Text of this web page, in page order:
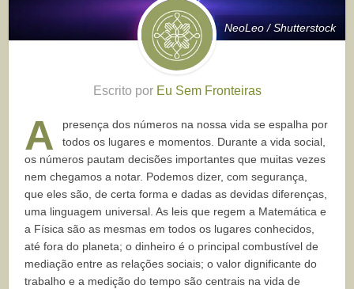
NeoLeo / Shutterstock
Escrito por Eu Sem Fronteiras
A
presença dos números na nossa vida se espalha por
todos os lugares e momentos. Durante a vida social,
os números pautam decisões importantes que muitas vezes
nem chegamos a notar. Podemos dizer, com segurança,
que eles são, de certa forma e dadas as devidas diferenças,
uma linguagem universal. As leis que regem a Matemática e
a Física são as mesmas em todos os lugares conhecidos,
até fora do planeta; o dinheiro é o principal combustível de
mediação entre as relações sociais; o valor dignificante do
trabalho e a medição do tempo são centrais na vida de